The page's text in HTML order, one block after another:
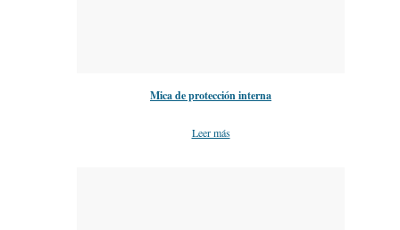
Mica de protección interna
Leer más